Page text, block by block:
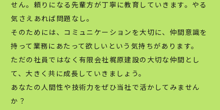
せん。頼りになる先輩方が丁寧に教育していきます。やる
気さえあれば問題なし。
そのためには、コミュニケーションを大切に、仲間意識を
持って業務にあたって欲しいという気持ちがあります。
ただの社員ではなく有限会社梶原建設の大切な仲間とし
て、大きく共に成長していきましょう。
あなたの人間性や技術力をぜひ当社で活かしてみません
か？